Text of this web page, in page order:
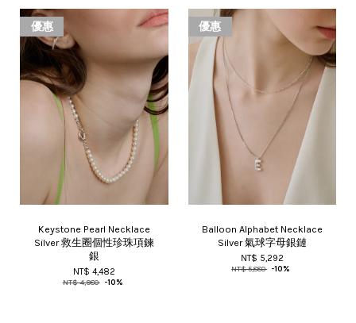
優惠
Keystone Pearl Necklace
Silver 救生圈個性珍珠項鍊
銀
NT$ 4,482
NT$ 4,980 -10%
優惠
Balloon Alphabet Necklace
Silver 氣球字母銀鏈
NT$ 5,292
NT$ 5,880 -10%